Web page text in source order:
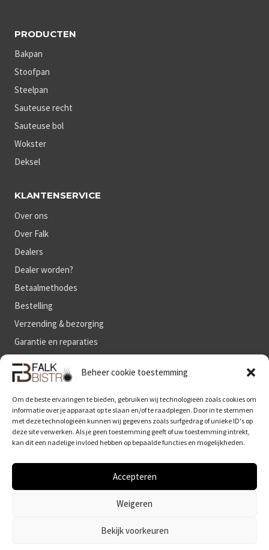
Beheer cookie toestemming
Om de beste ervaringen te bieden, gebruiken wij technologieën zoals cookies om
informatie over je apparaat op te slaan en/of te raadplegen. Door in te stemmen
met deze technologieën kunnen wij gegevens zoals surfgedrag of unieke ID's op
deze site verwerken. Als je geen toestemming geeft of uw toestemming intrekt,
kan dit een nadelige invloed hebben op bepaalde functies en mogelijkheden.
Accepteren
Weigeren
Bekijk voorkeuren
PRODUCTEN
Bakpan
Stoofpan
Steelpan
Sauteuse recht
Sauteuse bol
Wokster
Deksel
KLANTENSERVICE
Over ons
Over Falk
Dealers
Dealer worden?
Betaalmethodes
Bestelling
Verzending & bezorging
Garantie en reparaties
BLIJF OP DE HOOGTE